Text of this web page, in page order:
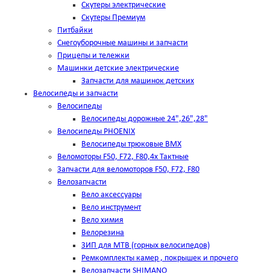
Скутеры электрические
Скутеры Премиум
Питбайки
Снегоуборочные машины и запчасти
Прицепы и тележки
Машинки детские электрические
Запчасти для машинок детских
Велосипеды и запчасти
Велосипеды
Велосипеды дорожные 24",26",28"
Велосипеды PHOENIX
Велосипеды трюковые BMX
Веломоторы F50, F72, F80,4х Тактные
Запчасти для веломоторов F50, F72, F80
Велозапчасти
Вело аксессуары
Вело инструмент
Вело химия
Велорезина
ЗИП для MTB (горных велосипедов)
Ремкомплекты камер , покрышек и прочего
Велозапчасти SHIMANO